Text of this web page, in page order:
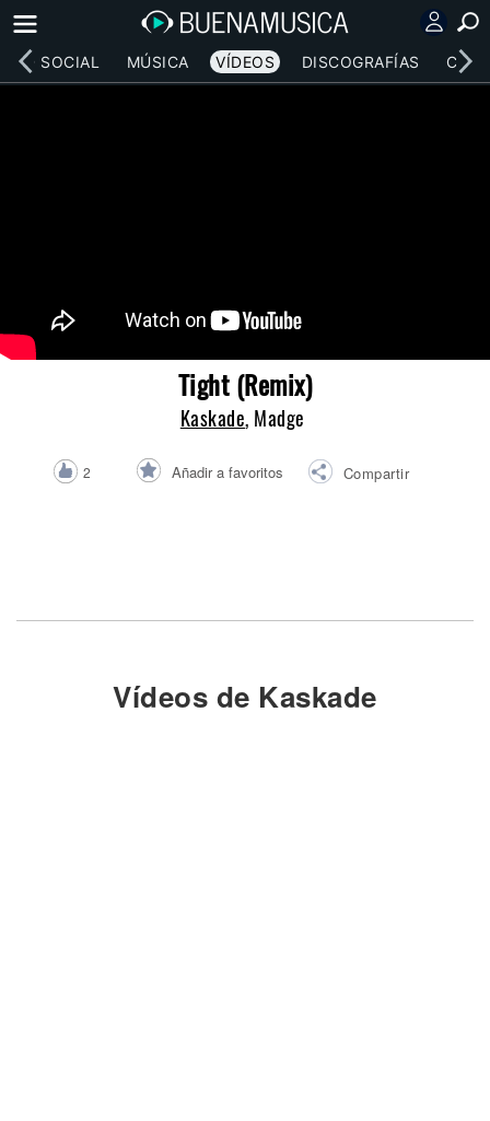
RED SOCIAL MÚSICA VÍDEOS DISCOGRAFÍAS
Tight (Remix)
Kaskade, Madge
2 Añadir a favoritos Compartir
Vídeos de Kaskade